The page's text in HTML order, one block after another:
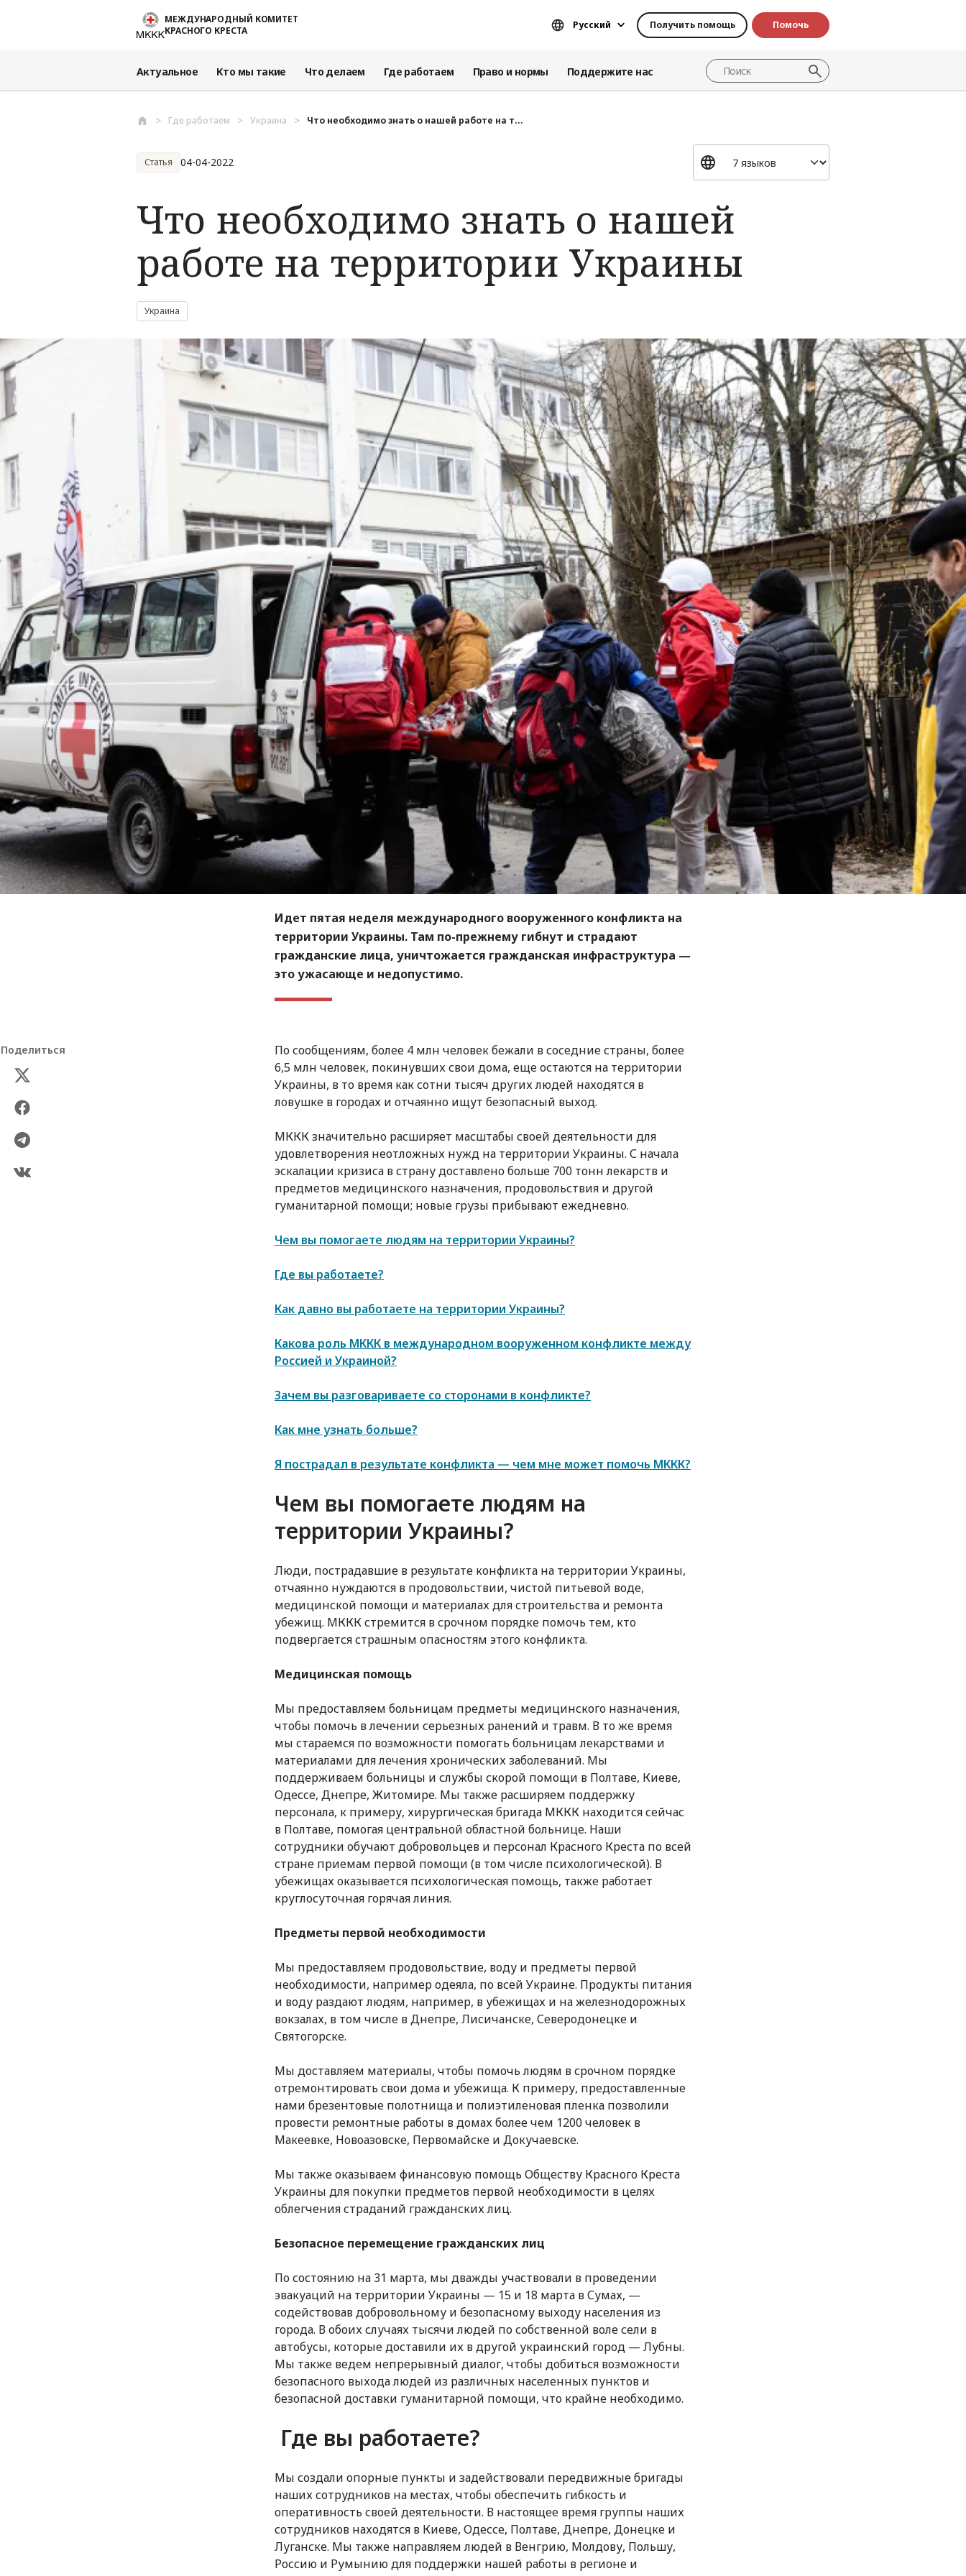
Перейти к основному содержаниюМЕЖДУНАРОДНЫЙ КОМИТЕТ
КРАСНОГО КРЕСТА
Русский Получить помощь Помочь
Актуальное Кто мы такие Что делаем Где работаем Право и нормы Поддержите нас
Где работаем Украина Что необходимо знать о нашей работе на т...
Статья 04-04-2022
Что необходимо знать о нашей
работе на территории Украины
Украина
Идет пятая неделя международного вооруженного конфликта на
территории Украины. Там по-прежнему гибнут и страдают
гражданские лица, уничтожается гражданская инфраструктура —
это ужасающе и недопустимо.
Поделиться
По сообщениям, более 4 млн человек бежали в соседние страны, более
6,5 млн человек, покинувших свои дома, еще остаются на территории
Украины, в то время как сотни тысяч других людей находятся в
ловушке в городах и отчаянно ищут безопасный выход.
МККК значительно расширяет масштабы своей деятельности для
удовлетворения неотложных нужд на территории Украины. С начала
эскалации кризиса в страну доставлено больше 700 тонн лекарств и
предметов медицинского назначения, продовольствия и другой
гуманитарной помощи; новые грузы прибывают ежедневно.
Чем вы помогаете людям на территории Украины?
Где вы работаете?
Как давно вы работаете на территории Украины?
Какова роль МККК в международном вооруженном конфликте между
Россией и Украиной?
Зачем вы разговариваете со сторонами в конфликте?
Как мне узнать больше?
Я пострадал в результате конфликта — чем мне может помочь МККК?
Чем вы помогаете людям на
территории Украины?
Люди, пострадавшие в результате конфликта на территории Украины,
отчаянно нуждаются в продовольствии, чистой питьевой воде,
медицинской помощи и материалах для строительства и ремонта
убежищ. МККК стремится в срочном порядке помочь тем, кто
подвергается страшным опасностям этого конфликта.
Медицинская помощь
Мы предоставляем больницам предметы медицинского назначения,
чтобы помочь в лечении серьезных ранений и травм. В то же время
мы стараемся по возможности помогать больницам лекарствами и
материалами для лечения хронических заболеваний. Мы
поддерживаем больницы и службы скорой помощи в Полтаве, Киеве,
Одессе, Днепре, Житомире. Мы также расширяем поддержку
персонала, к примеру, хирургическая бригада МККК находится сейчас
в Полтаве, помогая центральной областной больнице. Наши
сотрудники обучают добровольцев и персонал Красного Креста по всей
стране приемам первой помощи (в том числе психологической). В
убежищах оказывается психологическая помощь, также работает
круглосуточная горячая линия.
Предметы первой необходимости
Мы предоставляем продовольствие, воду и предметы первой
необходимости, например одеяла, по всей Украине. Продукты питания
и воду раздают людям, например, в убежищах и на железнодорожных
вокзалах, в том числе в Днепре, Лисичанске, Северодонецке и
Святогорске.
Мы доставляем материалы, чтобы помочь людям в срочном порядке
отремонтировать свои дома и убежища. К примеру, предоставленные
нами брезентовые полотнища и полиэтиленовая пленка позволили
провести ремонтные работы в домах более чем 1200 человек в
Макеевке, Новоазовске, Первомайске и Докучаевске.
Мы также оказываем финансовую помощь Обществу Красного Креста
Украины для покупки предметов первой необходимости в целях
облегчения страданий гражданских лиц.
Безопасное перемещение гражданских лиц
По состоянию на 31 марта, мы дважды участвовали в проведении
эвакуаций на территории Украины — 15 и 18 марта в Сумах, —
содействовав добровольному и безопасному выходу населения из
города. В обоих случаях тысячи людей по собственной воле сели в
автобусы, которые доставили их в другой украинский город — Лубны.
Мы также ведем непрерывный диалог, чтобы добиться возможности
безопасного выхода людей из различных населенных пунктов и
безопасной доставки гуманитарной помощи, что крайне необходимо.
Где вы работаете?
Мы создали опорные пункты и задействовали передвижные бригады
наших сотрудников на местах, чтобы обеспечить гибкость и
оперативность своей деятельности. В настоящее время группы наших
сотрудников находятся в Киеве, Одессе, Полтаве, Днепре, Донецке и
Луганске. Мы также направляем людей в Венгрию, Молдову, Польшу,
Россию и Румынию для поддержки нашей работы в регионе и